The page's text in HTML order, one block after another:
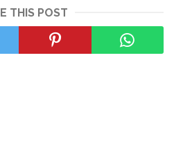
THIS POST